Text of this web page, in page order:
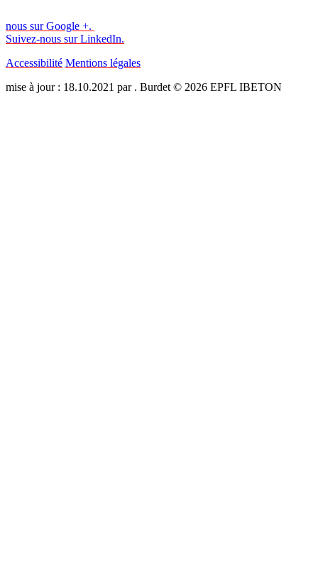
nous sur Google +.
Suivez-nous sur LinkedIn.
Accessibilité Mentions légales
mise à jour : 18.10.2021 par . Burdet © 2026 EPFL IBETON